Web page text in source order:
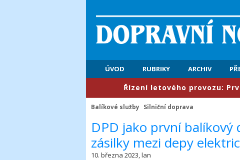
ÚVOD RUBRIKY ARCHIV
​Řízení letového provozu: První
Balíkové služby Silniční doprava
​DPD jako první balíkový
zásilky mezi depy
10. března 2023, lan